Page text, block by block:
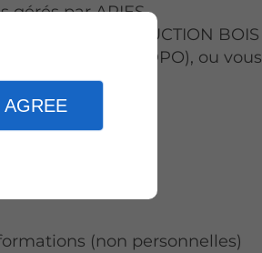
AGREE
gérés par ARIES
ARIES CONSTRUCTION BOIS
des données (DPO), ou vous
.
(non personnelles)